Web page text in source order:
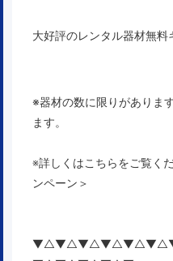
大好評のレンタル器材無料
※器材の数に限りがありま
ます。
※詳しくはこちらをご覧く
ンペーン＞